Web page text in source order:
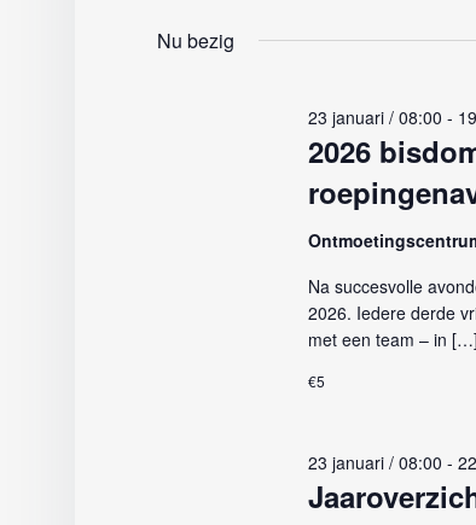
april,
Evenementen
een
Nu bezig
2026
23 januari / 08:00 -
Na succesvolle
2026. Iedere derde
met een team – in […]
€5
23 januari / 08:00 -